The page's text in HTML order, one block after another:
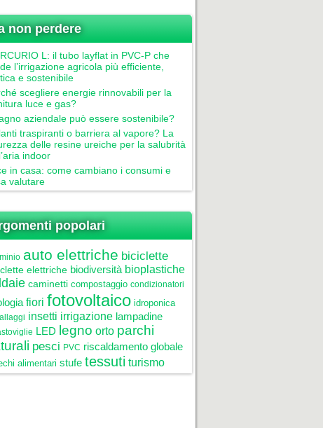
non perdere
L: il tubo layflat in PVC-P che
l’irrigazione agricola più efficiente,
e sostenibile
scegliere energie rinnovabili per la
luce e gas?
aziendale può essere sostenibile?
traspiranti o barriera al vapore? La
delle resine ureiche per la salubrità
indoor
in casa: come cambiano i consumi e
valutare
popolari
auto elettriche biciclette
elettriche biodiversità bioplastiche
caminetti compostaggio condizionatori
fiori fotovoltaico idroponica
insetti irrigazione lampadine
LED legno orto parchi
pesci PVC riscaldamento globale
alimentari stufe tessuti turismo